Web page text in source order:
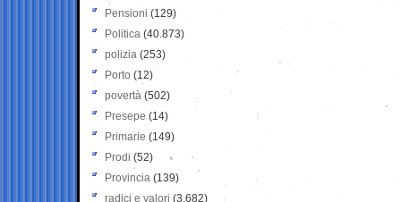
Pensioni (129)
Politica (40.873)
polizia (253)
Porto (12)
povertà (502)
Presepe (14)
Primarie (149)
Prodi (52)
Provincia (139)
radici e valori (3.682)